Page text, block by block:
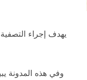
يهدف إجراء
وفي هذه المدونة